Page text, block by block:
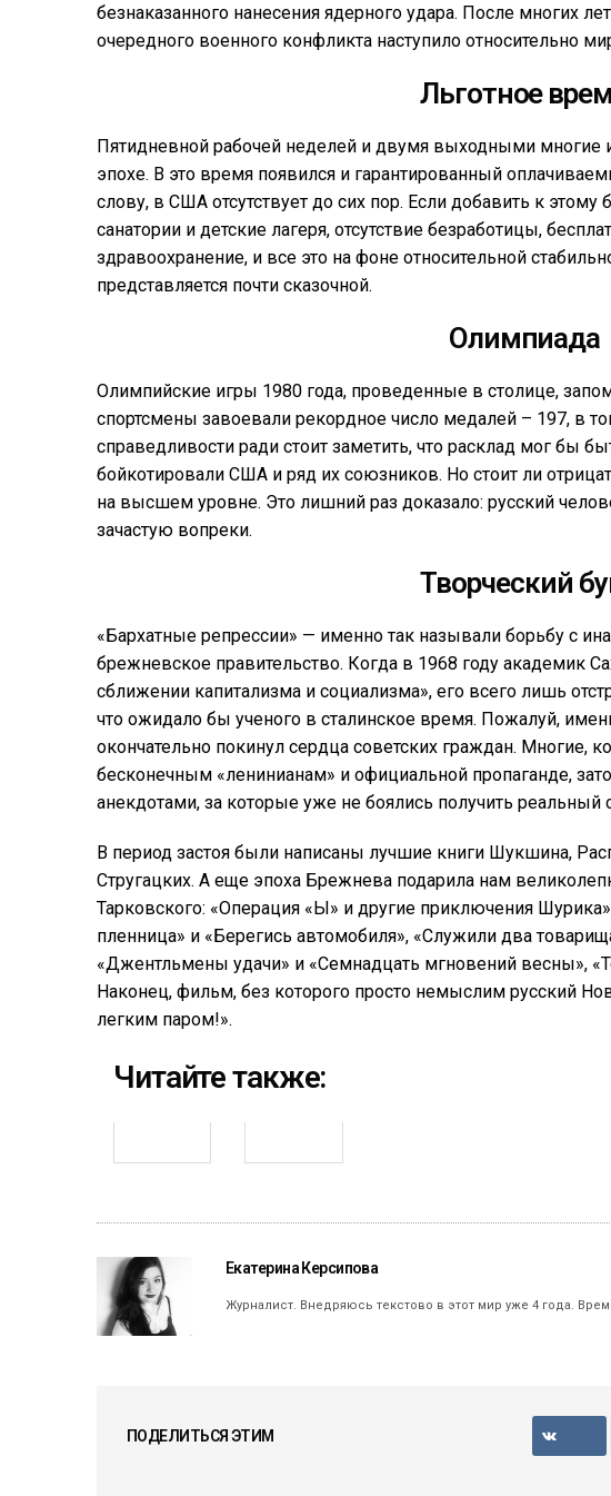
безнаказанного нанесения ядерного удара. После многих
очередного военного конфликта наступило относительно
Льготное
Пятидневной рабочей неделей и двумя выходными многие
эпохе. В это время появился и гарантированный
слову, в США отсутствует до сих пор. Если добавить к
санатории и детские лагеря, отсутствие безработицы,
здравоохранение, и все это на фоне относительной
представляется почти сказочной.
Олимпиада
Олимпийские игры 1980 года, проведенные в столице,
спортсмены завоевали рекордное число медалей – 197, в
справедливости ради стоит заметить, что расклад мог бы
бойкотировали США и ряд их союзников. Но стоит ли
на высшем уровне. Это лишний раз доказало: русский
зачастую вопреки.
Творческий
«Бархатные репрессии» — именно так называли борьбу с
брежневское правительство. Когда в 1968 году академик
сближении капитализма и социализма», его всего лишь
что ожидало бы ученого в сталинское время. Пожалуй,
окончательно покинул сердца советских граждан. Многие,
бесконечным «ленинианам» и официальной пропаганде,
анекдотами, за которые уже не боялись получить реальный
В период застоя были написаны лучшие книги Шукшина,
Стругацких. А еще эпоха Брежнева подарила нам
Тарковского: «Операция «Ы» и другие приключения
пленница» и «Берегись автомобиля», «Служили два
«Джентльмены удачи» и «Семнадцать мгновений весны»,
Наконец, фильм, без которого просто немыслим русский
легким паром!».
Читайте также:
Екатерина Керсипова
Журналист. Внедряюсь текстово в этот мир уже 4 года.
ПОДЕЛИТЬСЯ ЭТИМ